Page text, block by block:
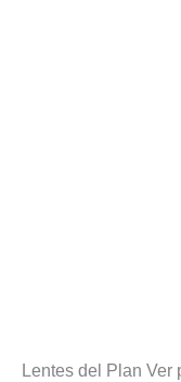
Lentes del Plan Ver